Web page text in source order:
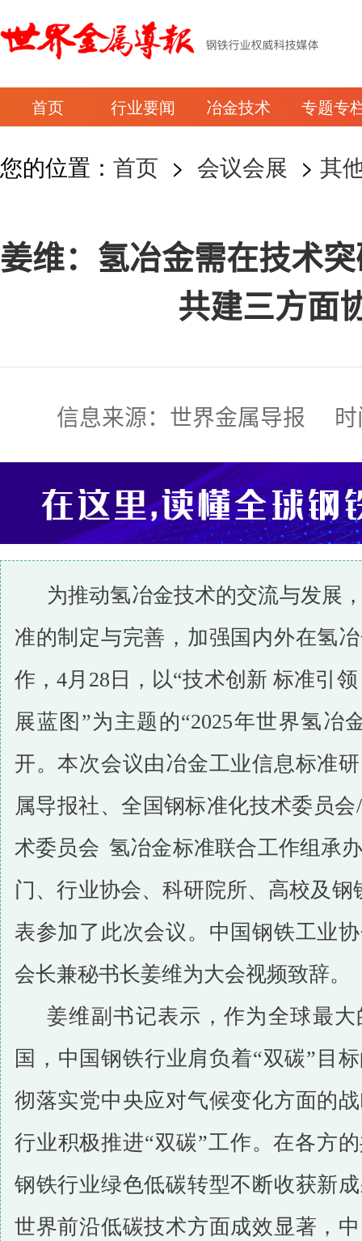
首页 行业要闻 冶金技术 专题专
您的位置： 首页 > 会议会展 > 其
姜维：氢冶金需在技术
共建三方面
信息来源：世界金属导报 时
为推动氢冶金技术的交流与发展
准的制定与完善，加强国内外在氢
作，4月28日，以“技术创新 标准引
展蓝图”为主题的“2025年世界氢冶
开。本次会议由冶金工业信息标准
属导报社、全国钢标准化技术委员会/
术委员会 氢冶金标准联合工作组承
门、行业协会、科研院所、高校及钢
表参加了此次会议。中国钢铁工业
会长兼秘书长姜维为大会视频致辞。
姜维副书记表示，作为全球最
国，中国钢铁行业肩负着“双碳”目
彻落实党中央应对气候变化方面的
行业积极推进“双碳”工作。在各方
钢铁行业绿色低碳转型不断收获新
世界前沿低碳技术方面成效显著，